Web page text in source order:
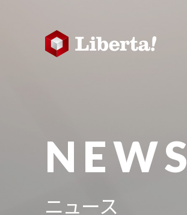
NEWS
ニュース